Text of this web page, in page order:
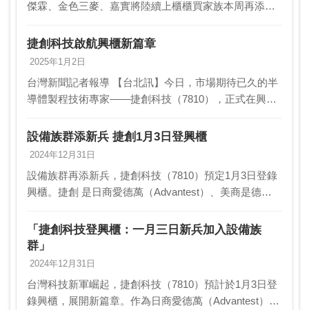
傑霖、金色三麥、嘉實將陸續上櫃櫃買家族本周再添多
新增的上櫃公司外，合水先進將於明（28）…
捷創科技啟航興櫃新篇章
2025年1月2日
台灣新聞記者報導 【台北訊】今日，市場期待已久的半
導體製程技術專家——捷創科技（7810），正式在興櫃
元登錄興櫃，展開其新的發展篇章。 捷創科技專注…
設備族群添新兵 捷創1月3日登興櫃
2024年12月31日
設備族群再添新兵，捷創科技（7810）預定1月3日登錄
興櫃。捷創 是日商愛德萬（Advantest）、美商是德
機、檢修、校準等服務。隨著半導體…
「捷創科技登興櫃：一月三日新兵加入設備族
群」
2024年12月31日
台灣科技新軍崛起，捷創科技（7810）預計於1月3日登
錄興櫃，展開新篇章。作為日商愛德萬（Advantest）、